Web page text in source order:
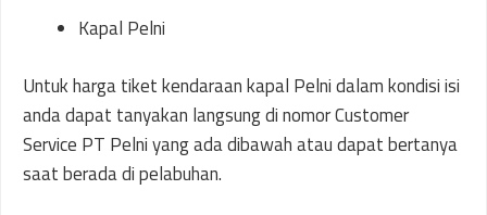
Kapal Pelni
Untuk harga tiket kendaraan kapal Pelni dalam kondisi isi
anda dapat tanyakan langsung di nomor Customer
Service PT Pelni yang ada dibawah atau dapat bertanya
saat berada di pelabuhan.